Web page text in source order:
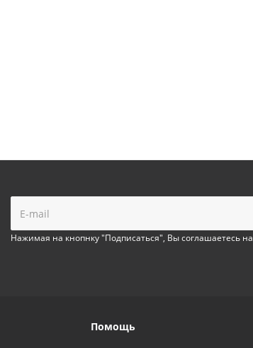
Нажимая на кнопнку "Подписаться", Вы соглашаетесь на
Помощь